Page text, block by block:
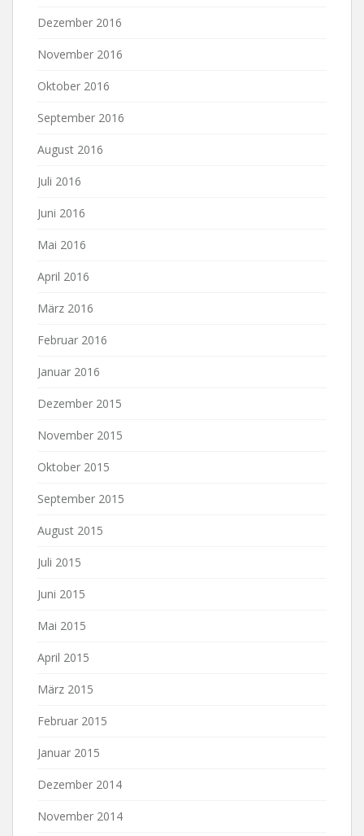
Dezember 2016
November 2016
Oktober 2016
September 2016
August 2016
Juli 2016
Juni 2016
Mai 2016
April 2016
März 2016
Februar 2016
Januar 2016
Dezember 2015
November 2015
Oktober 2015
September 2015
August 2015
Juli 2015
Juni 2015
Mai 2015
April 2015
März 2015
Februar 2015
Januar 2015
Dezember 2014
November 2014